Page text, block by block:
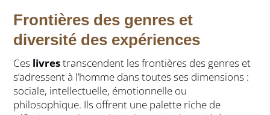
Frontières des genres et
diversité des expériences
Ces livrestranscendent les frontières des genres et
s’adressent à l’homme dans toutes ses dimensions :
sociale, intellectuelle, émotionnelle ou
philosophique. Ils offrent une palette riche de